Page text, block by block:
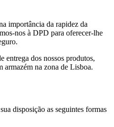
importância da rapidez da
nos à DPD para oferecer-lhe
entrega dos nossos produtos,
armazém na zona de Lisboa.
disposição as seguintes formas